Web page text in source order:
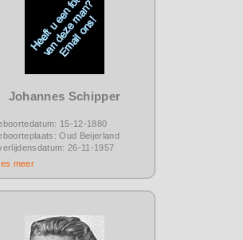
Johannes Schipper
15-12-1880
Oud Beijerland
26-11-1957
meer